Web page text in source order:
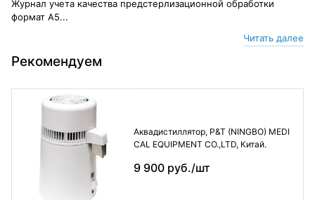
Журнал учета качества предстерлизационной обработки
формат А5...
Читать далее
Рекомендуем
Аквадистиллятор, P&T (NINGBO) MEDI
CAL EQUIPMENT CO.,LTD, Китай.
9 900 руб./шт